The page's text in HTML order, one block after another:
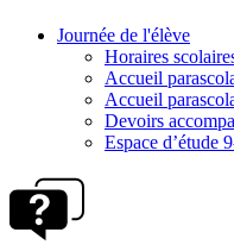
Journée de l'élève
Horaires
Accueil
Accueil
Devoirs
Espace d’étude